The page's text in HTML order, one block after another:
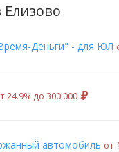
Деньги" - для ЮЛ
24.9% до 300 000
автомобиль от